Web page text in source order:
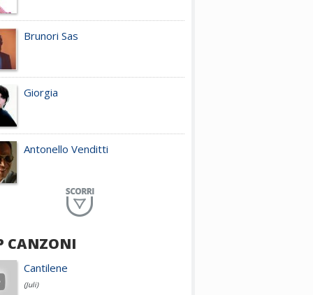
Brunori Sas
Giorgia
Antonello Venditti
Planet Funk
Achille Lauro
CANZONI
Cantilene
(Juli)